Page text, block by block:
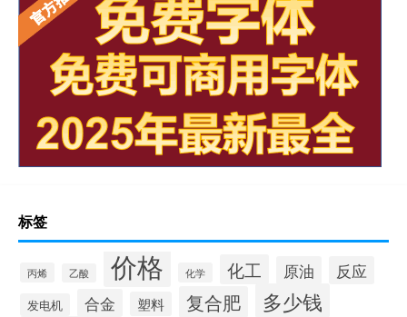
标签
丙烯 乙酸 价格 化学 化工 原油 反应
发电机 合金 塑料 复合肥 多少钱